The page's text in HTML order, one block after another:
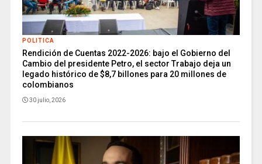
POLITICA
Rendición de Cuentas 2022-2026: bajo el Gobierno del
Cambio del presidente Petro, el sector Trabajo deja un
legado histórico de $8,7 billones para 20 millones de
colombianos
30 julio, 2026